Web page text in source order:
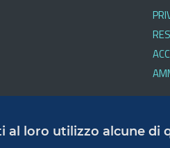
loro utilizzo alcune